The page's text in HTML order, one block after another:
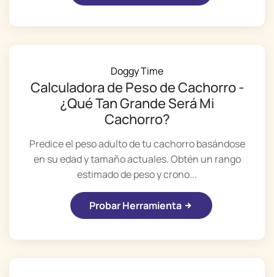
Doggy Time
Calculadora de Peso de Cachorro -
¿Qué Tan Grande Será Mi
Cachorro?
Predice el peso adulto de tu cachorro basándose
en su edad y tamaño actuales. Obtén un rango
estimado de peso y crono...
Probar Herramienta